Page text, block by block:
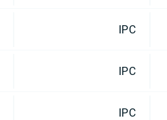
IPC
IPC
IPC